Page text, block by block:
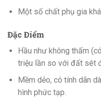
Một số chất phụ gia
Đặc Điểm
Hầu như không thấm
triệu lần so với đất sét
Mềm dẻo, có tính dãn
hình phức tạp.